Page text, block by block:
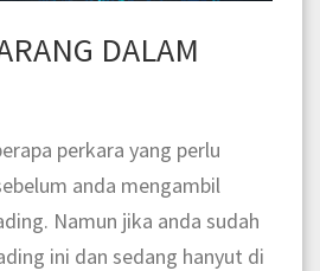
DALAM
perkara yang perlu
anda mengambil
Namun jika anda sudah
ini dan sedang hanyut di